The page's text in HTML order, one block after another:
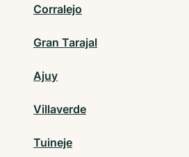
Corralejo
Gran Tarajal
Ajuy
Villaverde
Tuineje